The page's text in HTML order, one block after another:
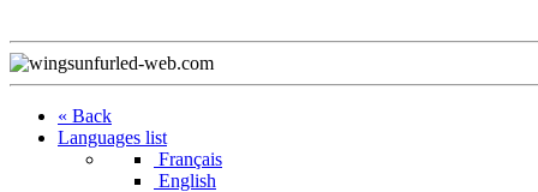
« Back
Languages list
Français
English